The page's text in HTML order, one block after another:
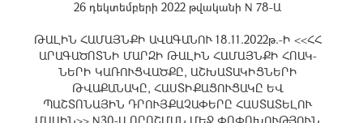
26 դեկտեմբերի 2022 թվականի N 78-Ա
ԹԱԼԻՆ ՀԱՄԱՅՆՔԻ ԱՎԱԳԱՆՈՒ 18.11.2022թ.-Ի <<ՀՀ
ԱՐԱԳԱԾՈՏՆԻ ՄԱՐԶԻ ԹԱԼԻՆ ՀԱՄԱՅՆՔԻ ՀՈԱԿ-
ՆԵՐԻ ԿԱՌՈՒՑՎԱԾՔԸ, ԱՇԽԱՏԱԿԻՑՆԵՐԻ
ԹՎԱՔԱՆԱԿԸ, ՀԱՍՏԻՔԱՑՈՒՑԱԿԸ ԵՎ
ՊԱՇՏՈՆԱՅԻՆ ԴՐՈՒՅՔԱՉԱՓԵՐԸ ՀԱՍՏԱՏԵԼՈՒ